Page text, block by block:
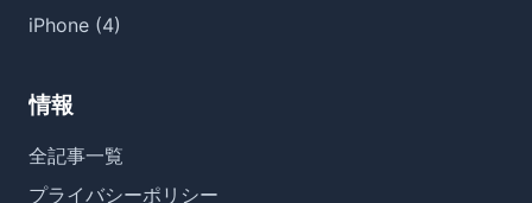
iPhone (4)
情報
全記事一覧
プライバシーポリシー